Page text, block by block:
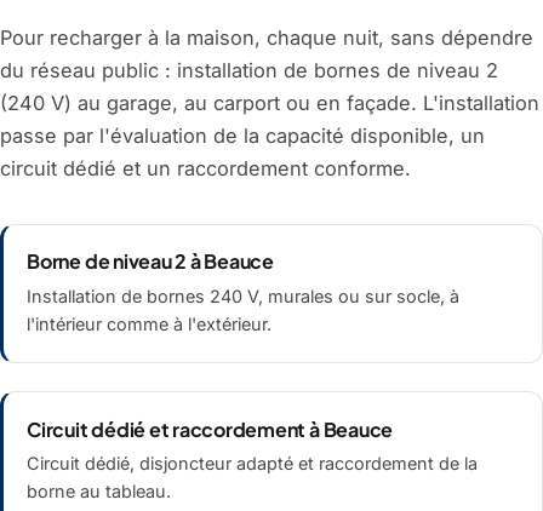
Pour recharger à la maison, chaque nuit, sans dépendre
du réseau public : installation de bornes de niveau 2
(240 V) au garage, au carport ou en façade. L'installation
passe par l'évaluation de la capacité disponible, un
circuit dédié et un raccordement conforme.
Borne de niveau 2 à Beauce
Installation de bornes 240 V, murales ou sur socle, à
l'intérieur comme à l'extérieur.
Circuit dédié et raccordement à Beauce
Circuit dédié, disjoncteur adapté et raccordement de la
borne au tableau.